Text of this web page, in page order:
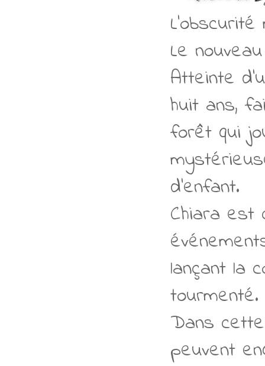
Le
Atteinte
huit ans,
forêt qui
d'enfant.
Chiara est
lançant la
tourmenté.
Dans
peuvent